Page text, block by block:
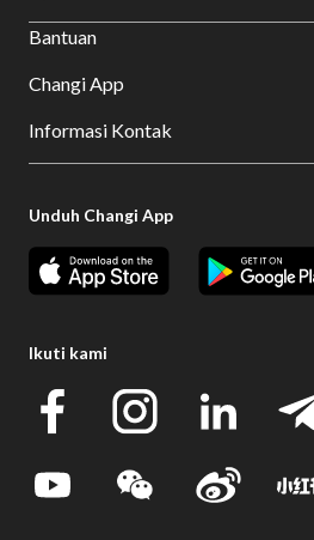
Bantuan
Changi App
Informasi Kontak
Unduh Changi App
Ikuti kami